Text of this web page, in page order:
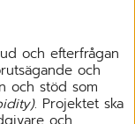
och efterfrågan
och
och stöd som
. Projektet ska